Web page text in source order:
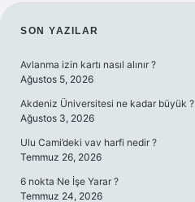
SIDEBAR
SON YAZILAR
Avlanma izin kartı nasıl alınır ?
Ağustos 5, 2026
Akdeniz Üniversitesi ne kadar büyük ?
Ağustos 3, 2026
Ulu Cami’deki vav harfi nedir ?
Temmuz 26, 2026
6 nokta Ne İşe Yarar ?
Temmuz 24, 2026